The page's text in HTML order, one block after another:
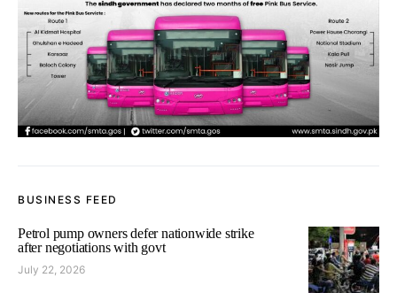
BUSINESS FEED
Petrol pump owners defer nationwide strike
after negotiations with govt
July 22, 2026